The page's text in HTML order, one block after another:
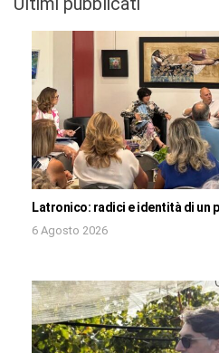
Latronico: radici e identità di un
6 Agosto 2026